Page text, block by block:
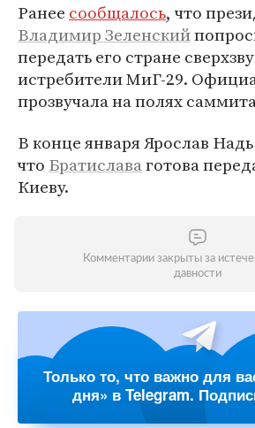
Ранее сообщалось, что
Владимир Зеленский
передать его стране
истребители МиГ-29.
прозвучала на полях
В конце января Ярослав
что Братиславаготова
Киеву.
Комментарии закрыты за
давности
Только то, что важно для
дня» в Telegram.